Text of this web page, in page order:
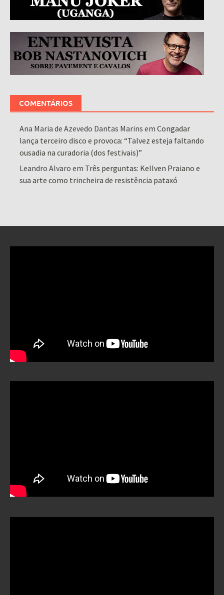
COMENTÁRIOS
Ana Maria de Azevedo Dantas Marins emCongadar
lança terceiro disco e provoca: “Talvez esteja faltando
ousadia na curadoria (dos festivais)”
Leandro Alvaro em Três perguntas: Kellven Praiano e
sua arte como trincheira de resistência pataxó